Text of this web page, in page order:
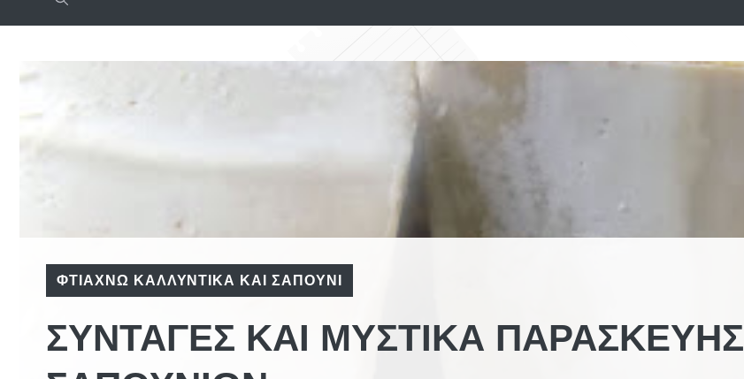
ΦΤΙΆΧΝΩ ΚΑΛΛΥΝΤΙΚΆ ΚΑΙ ΣΑΠΟΎΝΙ
ΣΥΝΤΑΓΈΣ ΚΑΙ ΜΥΣΤΙΚΆ ΠΑΡΑΣΚΕΥΉΣ